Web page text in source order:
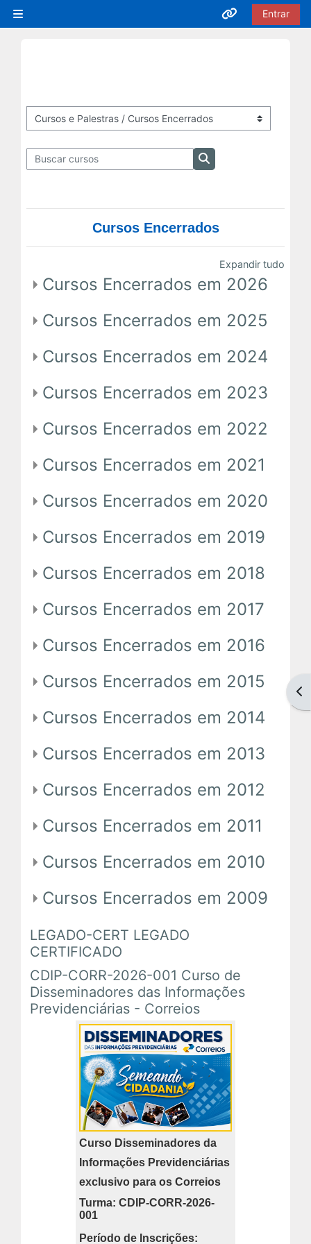
Painel lateralAcesso rápido
Inscrições Abertas
Em Andamento
Encerrados
Cursos Presenciais
Em Andamento
Encerrados
Espaço das Superintendências
Trilhas de Aprendizagem
Ações Extracurriculares
Palestras
Próximas
Realizadas
Entrar
Categorias de Cursos
Buscar cursos
Buscar cursos
Cursos Encerrados
Expandir tudo
Cursos Encerrados em 2026
Cursos Encerrados em 2025
Cursos Encerrados em 2024
Cursos Encerrados em 2023
Cursos Encerrados em 2022
Cursos Encerrados em 2021
Cursos Encerrados em 2020
Cursos Encerrados em 2019
Cursos Encerrados em 2018
Cursos Encerrados em 2017
Cursos Encerrados em 2016
Cursos Encerrados em 2015
Cursos Encerrados em 2014
Cursos Encerrados em 2013
Cursos Encerrados em 2012
Cursos Encerrados em 2011
Cursos Encerrados em 2010
Cursos Encerrados em 2009
LEGADO-CERT LEGADO
CERTIFICADO
CDIP-CORR-2026-001 Curso de
Disseminadores das Informações
Previdenciárias - Correios
Curso Disseminadores da
Informações Previdenciárias
exclusivo para os Correios
Turma: CDIP-CORR-2026-
001
Período de Inscrições: